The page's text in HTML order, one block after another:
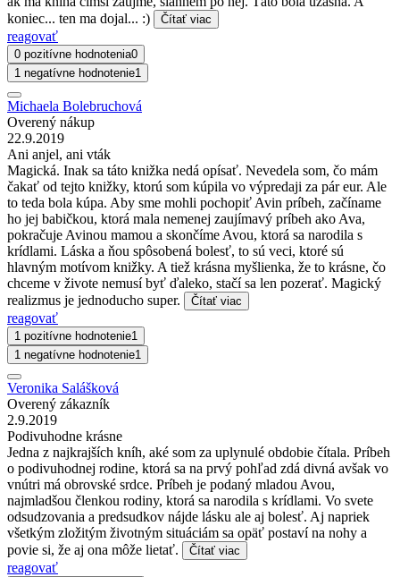
koniec... ten ma dojal... :)
Čítať viac
reagovať
0 pozitívne hodnotenia0
1 negatívne hodnotenie1
Michaela Bolebruchová
Overený nákup
22.9.2019
Ani anjel, ani vták
Magická. Inak sa táto knižka nedá opísať. Nevedela som, čo mám
čakať od tejto knižky, ktorú som kúpila vo výpredaji za pár eur. Ale
to teda bola kúpa. Aby sme mohli pochopiť Avin príbeh, začíname
ho jej babičkou, ktorá mala nemenej zaujímavý príbeh ako Ava,
pokračuje Avinou mamou a skončíme Avou, ktorá sa narodila s
krídlami. Láska a ňou spôsobená bolesť, to sú veci, ktoré sú
hlavným motívom knižky. A tiež krásna myšlienka, že to krásne, čo
chceme v živote nemusí byť ďaleko, stačí sa len pozerať. Magický
realizmus je jednoducho super.
Čítať viac
reagovať
1 pozitívne hodnotenie1
1 negatívne hodnotenie1
Veronika Salášková
Overený zákazník
2.9.2019
Podivuhodne krásne
Jedna z najkrajších kníh, aké som za uplynulé obdobie čítala. Príbeh
o podivuhodnej rodine, ktorá sa na prvý pohľad zdá divná avšak vo
vnútri má obrovské srdce. Príbeh je podaný mladou Avou,
najmladšou členkou rodiny, ktorá sa narodila s krídlami. Vo svete
odsudzovania a predsudkov nájde lásku ale aj bolesť. Aj napriek
všetkým zložitým životným situáciám sa opäť postaví na nohy a
povie si, že aj ona môže lietať.
Čítať viac
reagovať